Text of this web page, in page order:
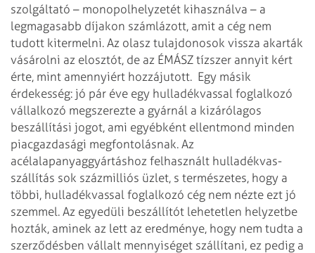
szolgáltató – monopolhelyzetét kihasználva – a
legmagasabb díjakon számlázott, amit a cég nem
tudott kitermelni. Az olasz tulajdonosok vissza akarták
vásárolni az elosztót, de az ÉMÁSZ tízszer annyit kért
érte, mint amennyiért hozzájutott. Egy másik
érdekesség: jó pár éve egy hulladékvassal foglalkozó
vállalkozó megszerezte a gyárnál a kizárólagos
beszállítási jogot, ami egyébként ellentmond minden
piacgazdasági megfontolásnak. Az
acélalapanyaggyártáshoz felhasznált hulladékvas-
szállítás sok százmilliós üzlet, s természetes, hogy a
többi, hulladékvassal foglalkozó cég nem nézte ezt jó
szemmel. Az egyedüli beszállítót lehetetlen helyzetbe
hozták, aminek az lett az eredménye, hogy nem tudta a
szerződésben vállalt mennyiséget szállítani, ez pedig a